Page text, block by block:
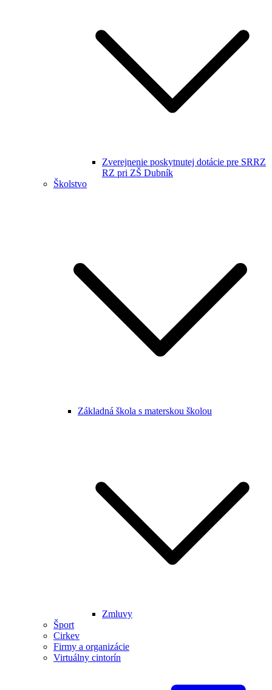
Zverejnenie poskytnutej dotácie pre SRRZ
RZ pri ZŠ Dubník
Školstvo
Základná škola s materskou školou
Zmluvy
Šport
Cirkev
Firmy a organizácie
Virtuálny cintorín